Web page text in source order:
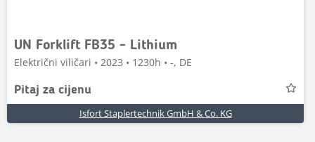
UN Forklift FB35 - Lithium
Električni viličari • 2023 • 1230h • -, DE
Pitaj za cijenu
Isfort Staplertechnik GmbH & Co. KG